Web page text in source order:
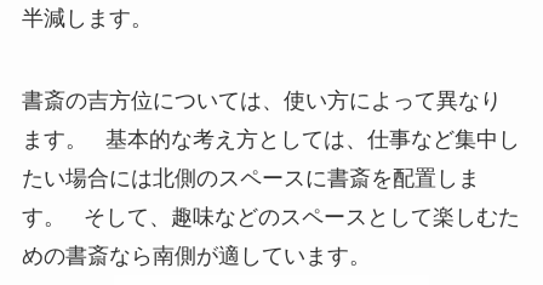
半減します。
書斎の吉方位については、使い方によって異なり
ます。 基本的な考え方としては、仕事など集中し
たい場合には北側のスペースに書斎を配置しま
す。 そして、趣味などのスペースとして楽しむた
めの書斎なら南側が適しています。